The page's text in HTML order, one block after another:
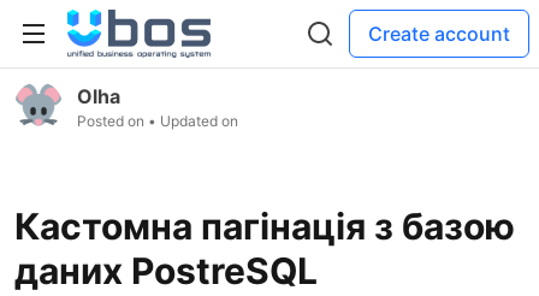
Create account
Olha
Posted on • Updated on
Кастомна пагінація з базою
даних PostreSQL